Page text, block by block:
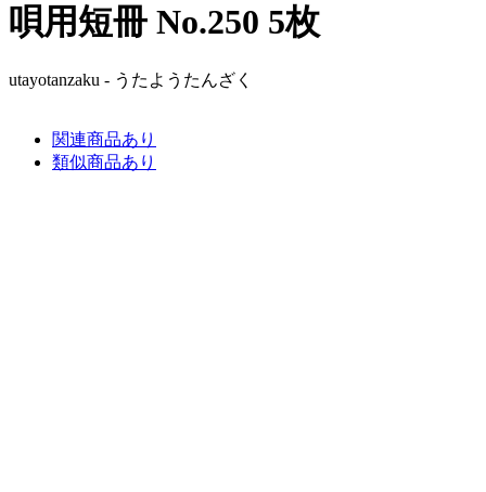
唄用短冊 No.250 5枚
utayotanzaku - うたようたんざく
関連商品あり
類似商品あり